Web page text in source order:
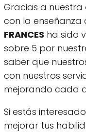
Gracias a
con la enseñanza
FRANCES ha sido
sobre 5 por
saber que
con nuestros
mejorando cada
Si estás
mejorar tus